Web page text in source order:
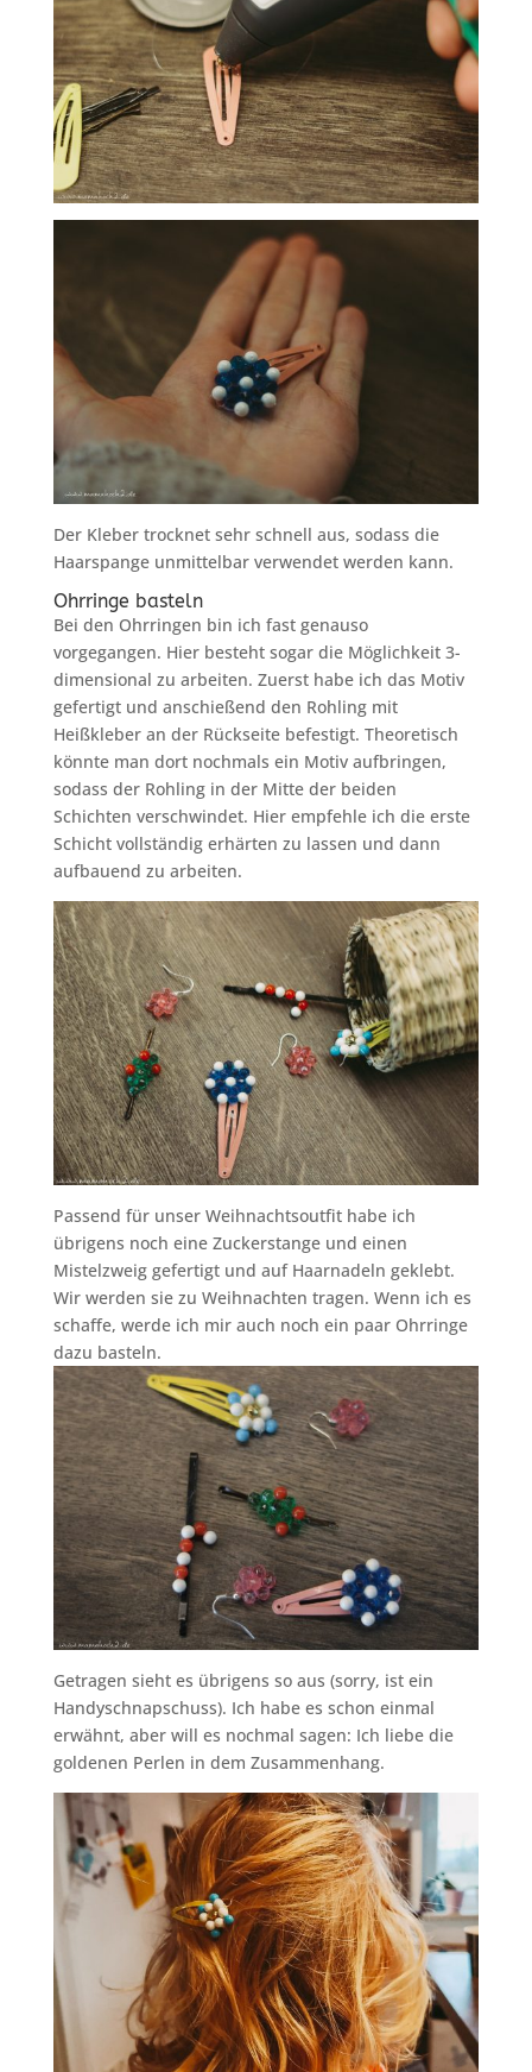
Der Kleber trocknet sehr schnell aus, sodass die
Haarspange unmittelbar verwendet werden kann.
Ohrringe basteln
Bei den Ohrringen bin ich fast genauso
vorgegangen. Hier besteht sogar die Möglichkeit 3-
dimensional zu arbeiten. Zuerst habe ich das Motiv
gefertigt und anschießend den Rohling mit
Heißkleber an der Rückseite befestigt. Theoretisch
könnte man dort nochmals ein Motiv aufbringen,
sodass der Rohling in der Mitte der beiden
Schichten verschwindet. Hier empfehle ich die erste
Schicht vollständig erhärten zu lassen und dann
aufbauend zu arbeiten.
Passend für unser Weihnachtsoutfit habe ich
übrigens noch eine Zuckerstange und einen
Mistelzweig gefertigt und auf Haarnadeln geklebt.
Wir werden sie zu Weihnachten tragen. Wenn ich es
schaffe, werde ich mir auch noch ein paar Ohrringe
dazu basteln.
Getragen sieht es übrigens so aus (sorry, ist ein
Handyschnapschuss). Ich habe es schon einmal
erwähnt, aber will es nochmal sagen: Ich liebe die
goldenen Perlen in dem Zusammenhang.